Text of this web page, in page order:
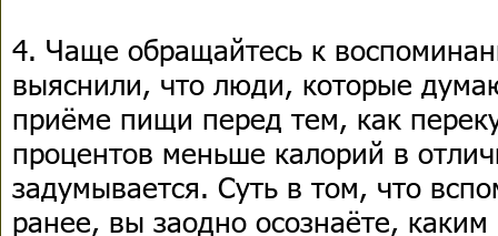
4. Чаще обращайтесь к
выяснили, что люди, которые
приёме пищи перед тем, как
процентов меньше калорий в
задумывается. Суть в том, что
ранее, вы заодно осознаёте,